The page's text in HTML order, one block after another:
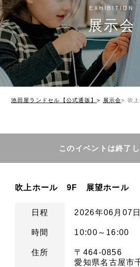
EXHIBITION
展示会
池田屋ランドセル【公式通販】 展示会 吹
このイベントは終了
吹上ホール 9F 展望ホール
日程 2026年06月07
時間 10:00～16:00
住所
〒464-0856
愛知県名古屋市